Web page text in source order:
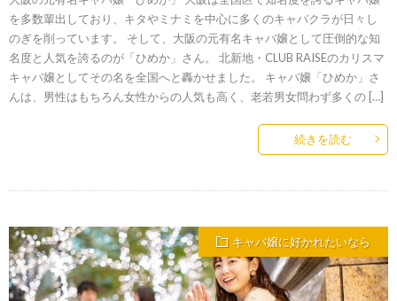
を多数輩出しており、キタやミナミを中心に多くのキャバクラが日々し
のぎを削っています。 そして、大阪の元有名キャバ嬢として圧倒的な知
名度と人気を誇るのが「ひめか」さん。 北新地・CLUB RAISEのカリスマ
キャバ嬢としてその名を全国へと轟かせました。 キャバ嬢「ひめか」さ
んは、男性はもちろん女性からの人気も高く、老若男女問わず多くの […]
続きを読む
キャバ嬢に好かれたいなら